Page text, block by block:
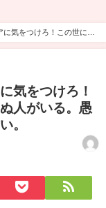
に気をつけろ！この世には
を置きなさい。
気をつけろ！
人がいる。愚
。